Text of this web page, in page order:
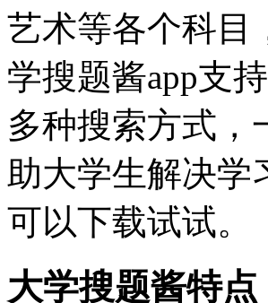
艺术等各个科目
学搜题酱app支
多种搜索方式，
助大学生解决学
可以下载试试。
大学搜题酱特点